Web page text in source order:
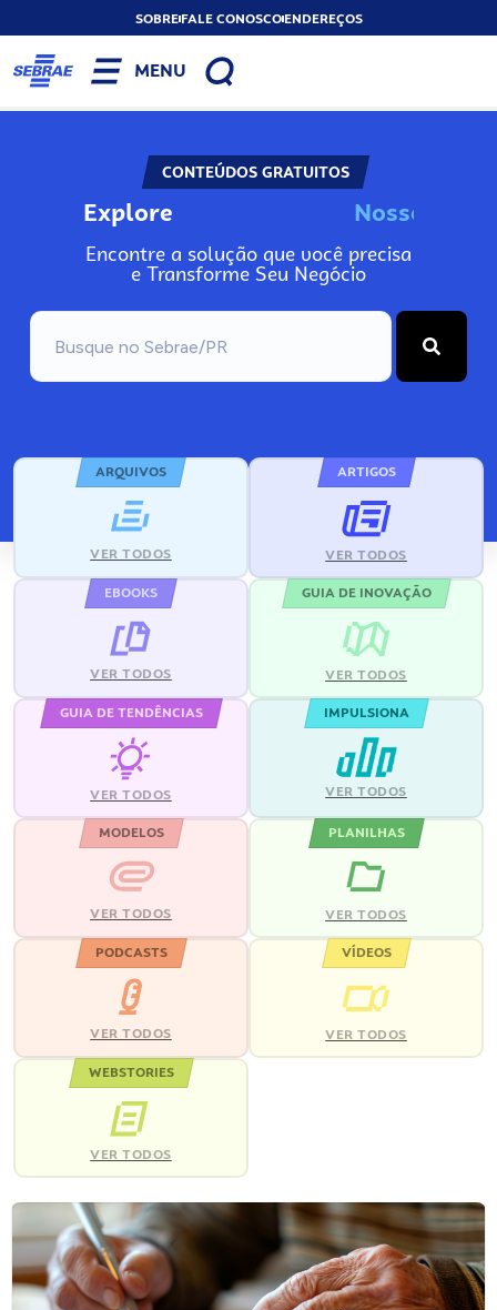
SOBREFALE CONOSCOENDEREÇOS
MENU
CONTEÚDOS GRATUITOS
Explore Nosso
Encontre a solução que você precisa
e Transforme Seu Negócio
ARQUIVOS
VER TODOS
ARTIGOS
VER TODOS
EBOOKS
VER TODOS
GUIA DE INOVAÇÃO
VER TODOS
GUIA DE TENDÊNCIAS
VER TODOS
IMPULSIONA
VER TODOS
MODELOS
VER TODOS
PLANILHAS
VER TODOS
PODCASTS
VER TODOS
VÍDEOS
VER TODOS
WEBSTORIES
VER TODOS